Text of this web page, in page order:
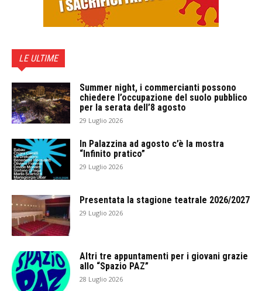
LE ULTIME
Summer night, i commercianti possono
chiedere l’occupazione del suolo pubblico
per la serata dell’8 agosto
29 Luglio 2026
In Palazzina ad agosto c’è la mostra
“Infinito pratico”
29 Luglio 2026
Presentata la stagione teatrale 2026/2027
29 Luglio 2026
Altri tre appuntamenti per i giovani grazie
allo “Spazio PAZ”
28 Luglio 2026